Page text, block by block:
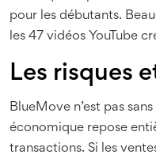
pour les débutants.
les 47 vidéos YouTube
Les risques
BlueMove n’est pas
économique repose
transactions. Si les